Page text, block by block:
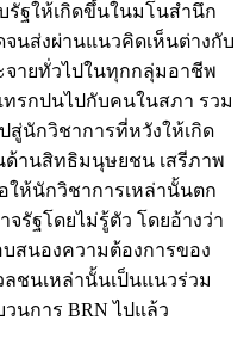
รัฐให้เกิดขึ้นในมโนสำนึก
นส่งผ่านแนวคิดเห็นต่างกับ
ายทั่วไปในทุกกลุ่มอาชีพ
รกปนไปกับคนในสภา รวม
สู่นักวิชาการที่หวังให้เกิด
ด้านสิทธิมนุษยชน เสรีภาพ
ให้นักวิชาการเหล่านั้นตก
รัฐโดยไม่รู้ตัว โดยอ้างว่า
สนองความต้องการของ
ชนเหล่านั้นเป็นแนวร่วม
การ BRN ไปแล้ว